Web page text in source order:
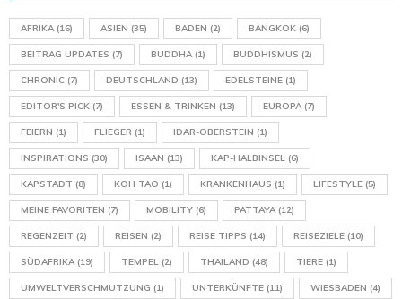
AFRIKA(16) ASIEN (35) BADEN (2) BANGKOK (6)
BEITRAG UPDATES (7) BUDDHA(1) BUDDHISMUS (2)
CHRONIC (7) DEUTSCHLAND (13) EDELSTEINE (1)
EDITOR'S PICK (7) ESSEN & TRINKEN (13) EUROPA(7)
FEIERN (1) FLIEGER (1) IDAR-OBERSTEIN (1)
INSPIRATIONS (30) ISAAN (13) KAP-HALBINSEL (6)
KAPSTADT (8) KOH TAO (1) KRANKENHAUS (1) LIFESTYLE (5)
MEINE FAVORITEN (7) MOBILITY (6) PATTAYA(12)
REGENZEIT (2) REISEN (2) REISE TIPPS (14) REISEZIELE (10)
SÜDAFRIKA(19) TEMPEL (2) THAILAND (48) TIERE (1)
UMWELTVERSCHMUTZUNG (1) UNTERKÜNFTE (11) WIESBADEN (4)